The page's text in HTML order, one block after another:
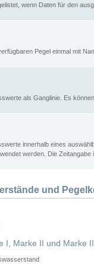
wenn Daten für den
Pegel einmal mit
als Ganglinie. Es
innerhalb eines
werden. Die Zeitangabe
und
I, Marke II und Marke